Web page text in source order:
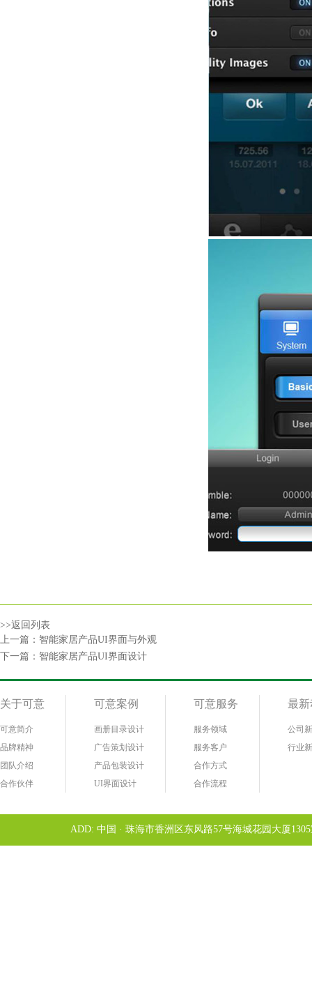
>>返回列表
上一篇： 智能家居产品UI界面与外观
下一篇： 智能家居产品UI界面设计
关于可意
可意简介
品牌精神
团队介绍
合作伙伴
可意案例
画册目录设计
广告策划设计
产品包装设计
UI界面设计
可意服务
服务领域
服务客户
合作方式
合作流程
最
公司
行业
ADD: 中国 · 珠海市香洲区东风路57号海城花园大厦